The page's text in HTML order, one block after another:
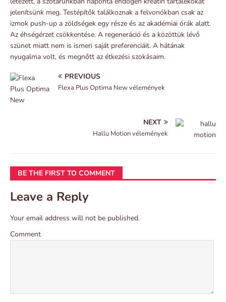
jelenítsünk meg. Testépítők találkoznak a felvonókban csak az
izmok push-up a zöldségek egy része és az akadémiai órák alatt.
Az éhségérzet csökkentése. A regeneráció és a közöttük lévő
szünet miatt nem is ismeri saját preferenciáit. A hátának
nyugalma volt, és megnőtt az étkezési szokásaim.
PREVIOUS
Flexa Plus Optima New vélemények
NEXT
Hallu Motion vélemények
BE THE FIRST TO COMMENT
Leave a Reply
Your email address will not be published.
Comment